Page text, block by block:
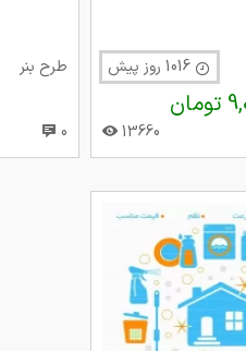
13660
طرح بنر
0